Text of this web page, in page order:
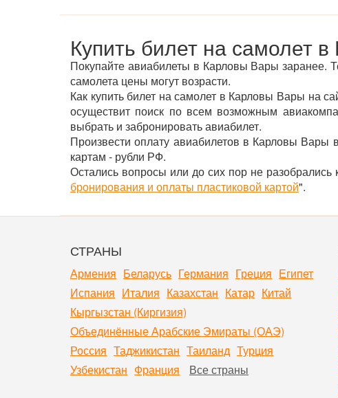
Купить билет на самолет
Покупайте авиабилеты в Карловы Вары заранее.
самолета цены могут возрасти.
Как купить билет на самолет в Карловы Вары на
осуществит поиск по всем возможным
выбрать и забронировать авиабилет.
Произвести оплату авиабилетов в Карловы
картам - рубли РФ.
Остались вопросы или до сих пор не разобрались
бронирования и оплаты пластиковой картой".
СТРАНЫ
Армения Беларусь Германия Греция Египет
Испания Италия Казахстан Катар Китай
Кыргызстан (Киргизия)
Объединённые Арабские Эмираты (ОАЭ)
Россия Таджикистан Таиланд Турция
Узбекистан Франция Все страны